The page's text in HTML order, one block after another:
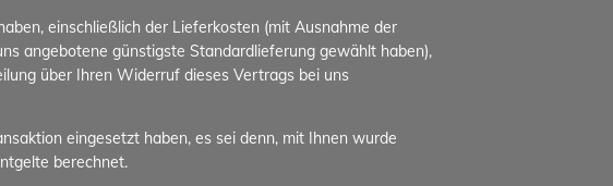
einschließlich der Lieferkosten (mit Ausnahme der
angebotene günstigste Standardlieferung gewählt haben),
über Ihren Widerruf dieses Vertrags bei uns
eingesetzt haben, es sei denn, mit Ihnen wurde
berechnet.